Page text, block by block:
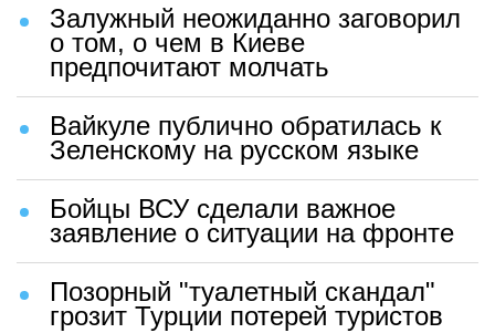
Залужный неожиданно заговорил
о том, о чем в Киеве
предпочитают молчать
Вайкуле публично обратилась к
Зеленскому на русском языке
Бойцы ВСУ сделали важное
заявление о ситуации на фронте
Позорный "туалетный скандал"
грозит Турции потерей туристов